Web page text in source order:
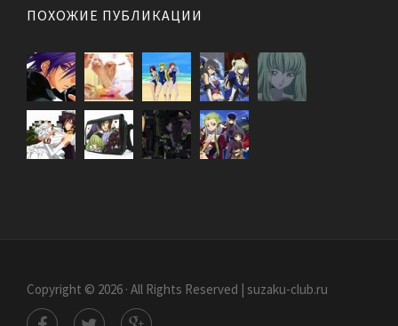
ПОХОЖИЕ ПУБЛИКАЦИИ
Copyright © 2026 · All Rights Reserved | suzaku-club.ru